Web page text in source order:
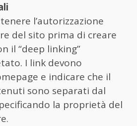
l’autorizzazione
del sito prima di creare
il “deep linking”
I link devono
e indicare che il
sono separati dal
la proprietà del